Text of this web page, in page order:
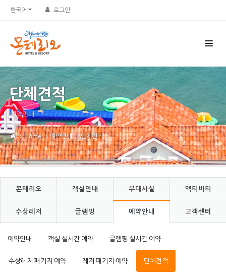
한국어 로그인
단체견적
예약안내
Home 예약안내 단체견적
몬테리오 객실안내 부대시설 액티비티
수상레저 글램핑 예약안내 고객센터
예약안내 객실 실시간 예약 글램핑 실시간 예약
수상레저 패키지 예약 레저 패키지 예약 단체견적
Sketchbook5, 스케치북5